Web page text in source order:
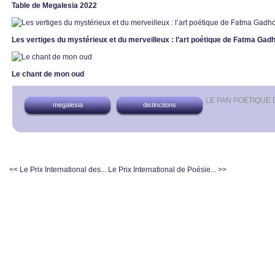
Table de Megalesia 2022
Les vertiges du mystérieux et du merveilleux : l’art poétique de Fatma
Le chant de mon oud
LE PAN
megalesia distinctions
<< Le Prix International des... Le Prix International de Poésie... >>